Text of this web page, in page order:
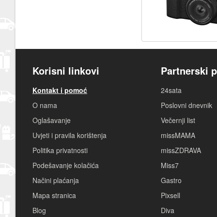
Korisni linkovi
Kontakt i pomoć
O nama
Oglašavanje
Uvjeti i pravila korištenja
Politika privatnosti
Podešavanje kolačića
Načini plaćanja
Mapa stranica
Blog
Partnerski
24sata
Poslovni dnevnik
Večernji list
missMAMA
missZDRAVA
Miss7
Gastro
Pixsell
Diva